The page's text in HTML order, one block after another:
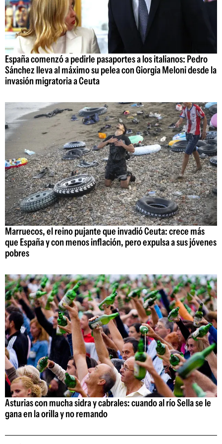
España comenzó a pedirle pasaportes a los italianos: Pedro
Sánchez lleva al máximo su pelea con Giorgia Meloni desde la
invasión migratoria a Ceuta
Marruecos, el reino pujante que invadió Ceuta: crece más
que España y con menos inflación, pero expulsa a sus jóvenes
pobres
Asturias con mucha sidra y cabrales: cuando al río Sella se le
gana en la orilla y no remando